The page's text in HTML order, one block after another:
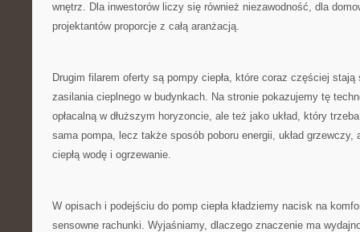
wnętrz. Dla inwestorów liczy się również niezawodność, dla
projektantów proporcje z całą aranżacją.
Drugim filarem oferty są pompy ciepła, które coraz częściej
zasilania cieplnego w budynkach. Na stronie pokazujemy tę
opłacalną w dłuższym horyzoncie, ale też jako układ, który
sama pompa, lecz także sposób poboru energii, układ grzewczy,
ciepłą wodę i ogrzewanie.
W opisach i podejściu do pomp ciepła kładziemy nacisk na
sensowne rachunki. Wyjaśniamy, dlaczego znaczenie ma